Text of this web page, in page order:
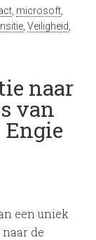
microsoft
,Veiligheid
naar
van
een uniek
de